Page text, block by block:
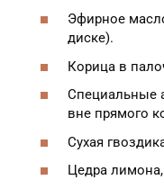
Эфирное
диске).
Корица в
Специальные
вне прямого
Сухая
Цедра